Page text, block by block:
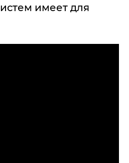
имеет для